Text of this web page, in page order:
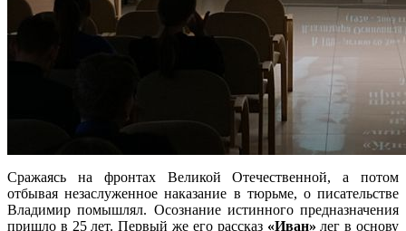
Сражаясь на фронтах Великой Отечественной, а потом
отбывая незаслуженное наказание в тюрьме, о писательстве
Владимир помышлял. Осознание истинного предназначения
пришло в 25 лет. Первый же его рассказ «Иван» лег в основу